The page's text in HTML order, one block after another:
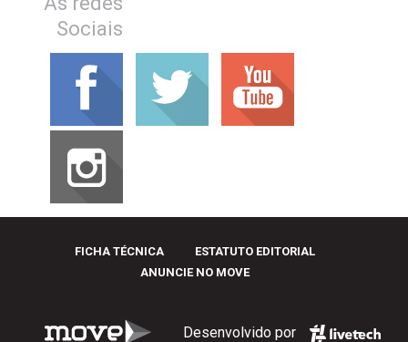
Sociais
FICHA TÉCNICA
ESTATUTO EDITORIAL
ANUNCIE NO MOVE
Desenvolvido por